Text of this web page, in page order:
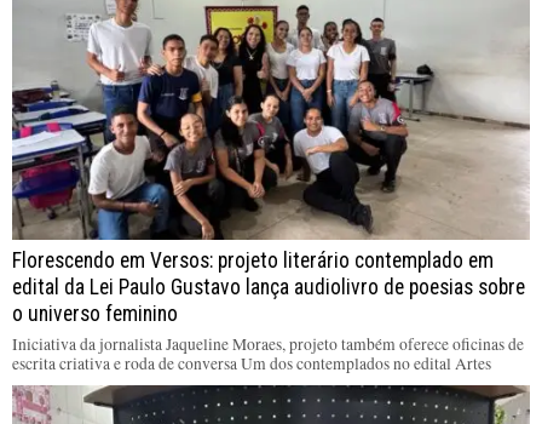
Florescendo em Versos: projeto literário contemplado em
edital da Lei Paulo Gustavo lança audiolivro de poesias sobre
o universo feminino
Iniciativa da jornalista Jaqueline Moraes, projeto também oferece oficinas de
escrita criativa e roda de conversa Um dos contemplados no edital Artes